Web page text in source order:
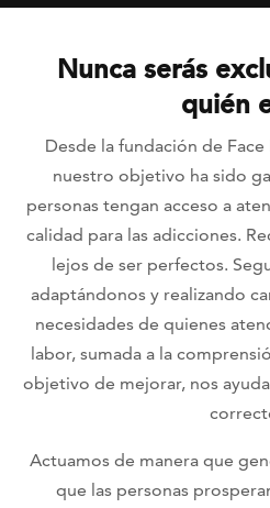
Nunca serás
quién
Desde la fundación de Face
nuestro objetivo ha sido
personas tengan acceso a
calidad para las adicciones.
lejos de ser perfectos.
adaptándonos y realizando
necesidades de quienes
labor, sumada a la
objetivo de mejorar, nos
Actuamos de manera que
que las personas